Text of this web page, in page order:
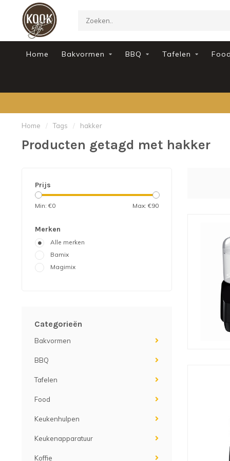
Home Bakvormen BBQ Tafelen
Home / Tags / hakker
Producten getagd met hakker
Prijs
Min: €0 Max: €90
Merken
Alle merken
Bamix
Magimix
Categorieën
Bakvormen
BBQ
Tafelen
Food
Keukenhulpen
Keukenapparatuur
Koffie